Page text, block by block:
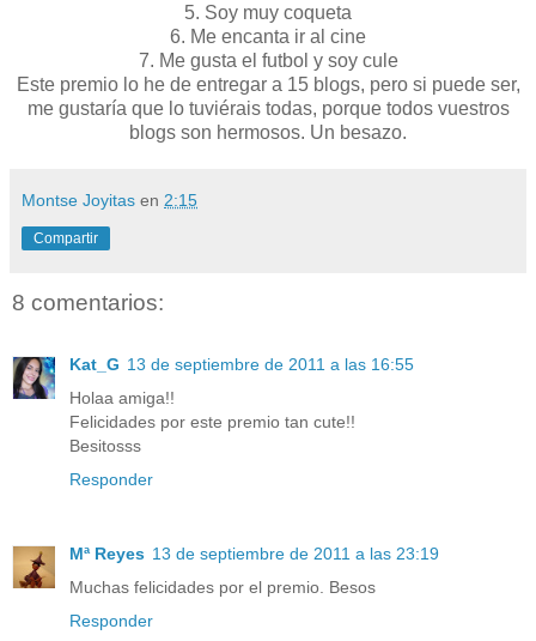
5. Soy muy coqueta
6. Me encanta ir al cine
7. Me gusta el futbol y soy cule
Este premio lo he de entregar a 15 blogs, pero si puede ser,
me gustaría que lo tuviérais todas, porque todos vuestros
blogs son hermosos. Un besazo.
Montse Joyitas en 2:15
Compartir
8 comentarios:
Kat_G 13 de septiembre de 2011 a las 16:55
Holaa amiga!!
Felicidades por este premio tan cute!!
Besitosss
Responder
Mª Reyes 13 de septiembre de 2011 a las 23:19
Muchas felicidades por el premio. Besos
Responder